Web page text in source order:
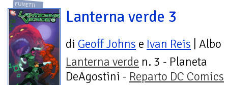
FUMETTI
Lanterna verde 3
di Geoff Johns e Ivan Reis | Albo
Lanterna verde n. 3 - Planeta
DeAgostini - Reparto DC Comics